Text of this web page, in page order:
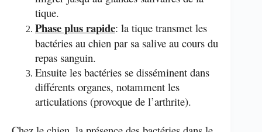
tique.
Phase plus rapide: la tique transmet les
bactéries au chien par sa salive au cours du
repas sanguin.
Ensuite les bactéries se disséminent dans
différents organes, notamment les
articulations (provoque de l’arthrite).